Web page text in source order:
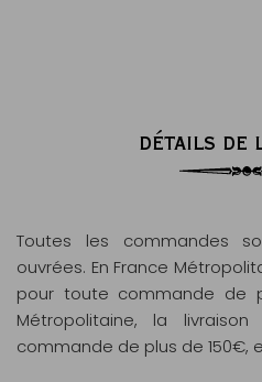
DÉTAILS DE
Toutes les commandes
ouvrées. En France
pour toute commande de
Métropolitaine, la
commande de plus de 150€,